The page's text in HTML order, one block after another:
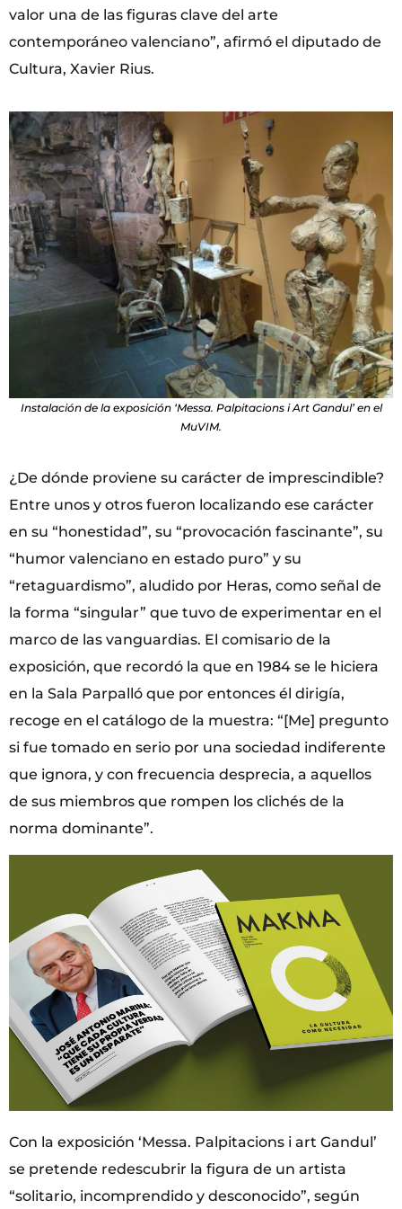
valor una de las figuras clave del arte
contemporáneo valenciano”, afirmó el diputado de
Cultura, Xavier Rius.
Instalación de la exposición ‘Messa. Palpitacions i Art Gandul’ en el
MuVIM.
¿De dónde proviene su carácter de imprescindible?
Entre unos y otros fueron localizando ese carácter
en su “honestidad”, su “provocación fascinante”, su
“humor valenciano en estado puro” y su
“retaguardismo”, aludido por Heras, como señal de
la forma “singular” que tuvo de experimentar en el
marco de las vanguardias. El comisario de la
exposición, que recordó la que en 1984 se le hiciera
en la Sala Parpalló que por entonces él dirigía,
recoge en el catálogo de la muestra: “[Me] pregunto
si fue tomado en serio por una sociedad indiferente
que ignora, y con frecuencia desprecia, a aquellos
de sus miembros que rompen los clichés de la
norma dominante”.
Con la exposición ‘Messa. Palpitacions i art Gandul’
se pretende redescubrir la figura de un artista
“solitario, incomprendido y desconocido”, según